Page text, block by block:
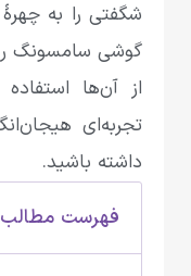
شگفتی را به
گوشی سامسونگ را
از آن‌ها
تجربه‌ای
داشته باشید.
فهرست مطالب